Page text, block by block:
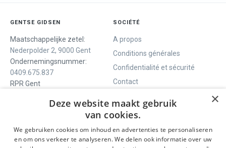
GENTSE GIDSEN
Maatschappelijke zetel:
Nederpolder 2, 9000 Gent
Ondernemingsnummer:
0409.675.837
RPR Gent
SOCIÉTÉ
A propos
Conditions générales
Confidentialité et sécurité
Contact
Visites guidées
SOCIALS
Facebook
×
Deze website maakt gebruik
van cookies.
We gebruiken cookies om inhoud en advertenties te personaliseren
en om ons verkeer te analyseren. We delen ook informatie over uw